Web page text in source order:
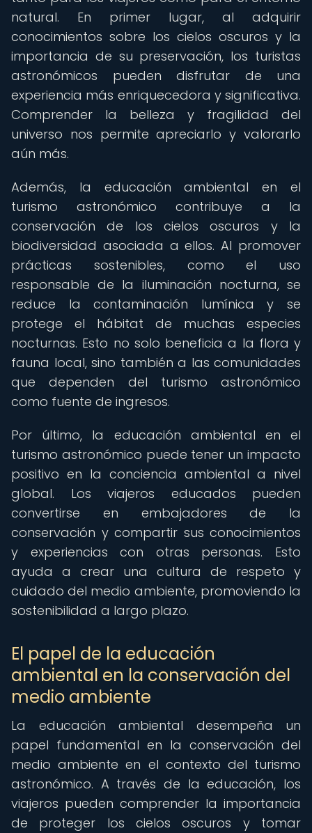
natural. En primer lugar, al adquirir
conocimientos sobre los cielos oscuros y la
importancia de su preservación, los turistas
astronómicos pueden disfrutar de una
experiencia más enriquecedora y significativa.
Comprender la belleza y fragilidad del
universo nos permite apreciarlo y valorarlo
aún más.
Además, la educación ambiental en el
turismo astronómico contribuye a la
conservación de los cielos oscuros y la
biodiversidad asociada a ellos. Al promover
prácticas sostenibles, como el uso
responsable de la iluminación nocturna, se
reduce la contaminación lumínica y se
protege el hábitat de muchas especies
nocturnas. Esto no solo beneficia a la flora y
fauna local, sino también a las comunidades
que dependen del turismo astronómico
como fuente de ingresos.
Por último, la educación ambiental en el
turismo astronómico puede tener un impacto
positivo en la conciencia ambiental a nivel
global. Los viajeros educados pueden
convertirse en embajadores de la
conservación y compartir sus conocimientos
y experiencias con otras personas. Esto
ayuda a crear una cultura de respeto y
cuidado del medio ambiente, promoviendo la
sostenibilidad a largo plazo.
El papel de la educación
ambiental en la conservación del
medio ambiente
La educación ambiental desempeña un
papel fundamental en la conservación del
medio ambiente en el contexto del turismo
astronómico. A través de la educación, los
viajeros pueden comprender la importancia
de proteger los cielos oscuros y tomar